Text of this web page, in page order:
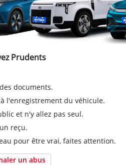
Prudents
documents.
l'enregistrement du véhicule.
et n'y allez pas seul.
reçu.
pour être vrai, faites attention.
un abus